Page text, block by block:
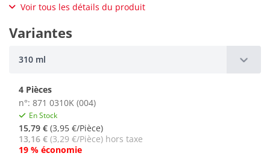
Voir tous les détails du produit
Variantes
310 ml
4 Pièces
n°: 871 0310K (004)
En Stock
15,79 € (3,95 €/Pièce)
13,16 € (3,29 €/Pièce) hors taxe
19 % économie